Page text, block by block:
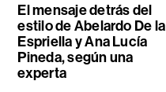
El mensaje detrás del
estilo de Abelardo De la
Espriella y Ana Lucía
Pineda, según una
experta